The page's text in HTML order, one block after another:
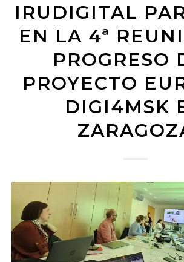
IRUDIGITAL
EN LA 4ª
PROGRESO
PROYECTO
DIGI4MSK